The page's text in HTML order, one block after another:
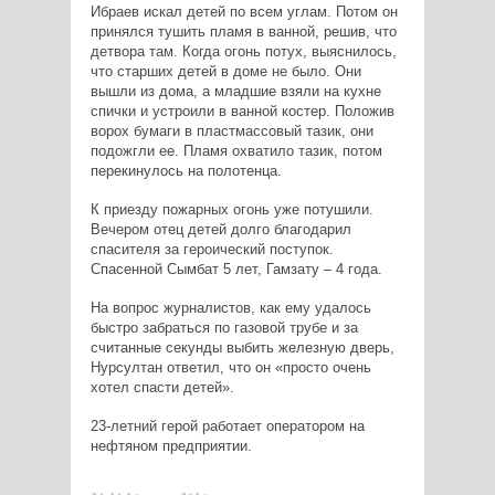
Ибраев искал детей по всем углам. Потом он
принялся тушить пламя в ванной, решив, что
детвора там. Когда огонь потух, выяснилось,
что старших детей в доме не было. Они
вышли из дома, а младшие взяли на кухне
спички и устроили в ванной костер. Положив
ворох бумаги в пластмассовый тазик, они
подожгли ее. Пламя охватило тазик, потом
перекинулось на полотенца.
К приезду пожарных огонь уже потушили.
Вечером отец детей долго благодарил
спасителя за героический поступок.
Спасенной Сымбат 5 лет, Гамзату – 4 года.
На вопрос журналистов, как ему удалось
быстро забраться по газовой трубе и за
считанные секунды выбить железную дверь,
Нурсултан ответил, что он «просто очень
хотел спасти детей».
23-летний герой работает оператором на
нефтяном предприятии.